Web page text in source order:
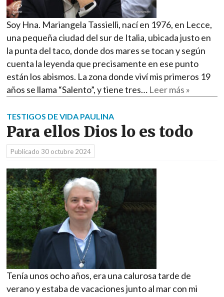
Soy Hna. Mariangela Tassielli, nací en 1976, en Lecce,
una pequeña ciudad del sur de Italia, ubicada justo en
la punta del taco, donde dos mares se tocan y según
cuenta la leyenda que precisamente en ese punto
están los abismos. La zona donde viví mis primeros 19
años se llama “Salento”, y tiene tres… Leer más »
TESTIGOS DE VIDA PAULINA
Para ellos Dios lo es todo
Publicado 30 octubre 2024
Tenía unos ocho años, era una calurosa tarde de
verano y estaba de vacaciones junto al mar con mi